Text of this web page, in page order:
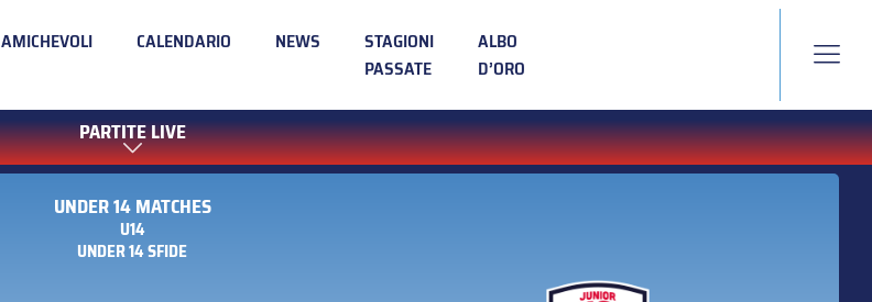
AMICHEVOLI CALENDARIO NEWS
STAGIONI
PASSATE
ALBO
D’ORO
PARTITE LIVE
UNDER 14 MATCHES
U14
UNDER 14 SFIDE